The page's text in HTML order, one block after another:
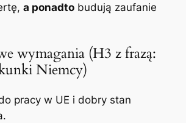
a ponadtobudują zaufanie
wymagania (H3 z frazą:
Niemcy)
pracy w UE i dobry stan